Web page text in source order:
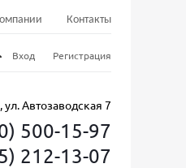
Контакты
Вход Регистрация
ул. Автозаводская 7
500-15-97
212-13-07